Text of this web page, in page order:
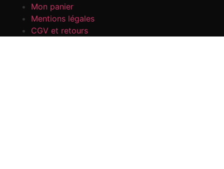
Mon panier
Mentions légales
CGV et retours